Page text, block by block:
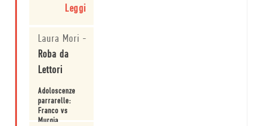
Leggi
Laura Mori -
Roba da
Lettori
Adoloscenze
parrarelle:
Franco vs
Murgia.